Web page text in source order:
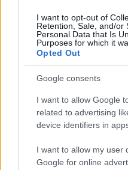
I want to opt-out of
Retention, Sale, and/or
Personal Data that Is
Purposes for which it
Opted Out
Google consents
I want to allow Google
related to advertising
device identifiers in
I want to allow my user
Google for online
143
14
13
16
12
7
143
14
13
16
12
7